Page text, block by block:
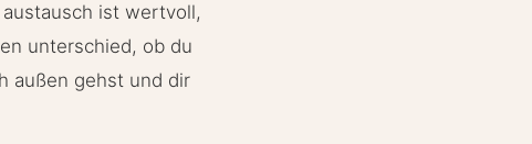
ist wertvoll,
unterschied, ob du
außen gehst und dir